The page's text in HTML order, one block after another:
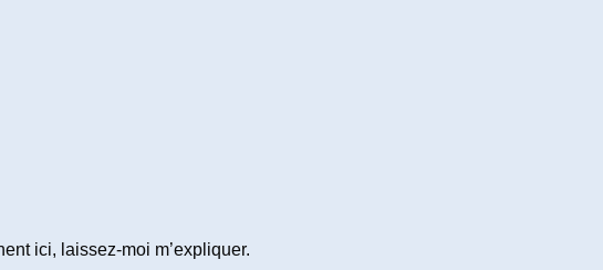
ici, laissez-moi m’expliquer.